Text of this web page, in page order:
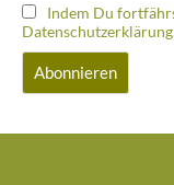
Indem Du